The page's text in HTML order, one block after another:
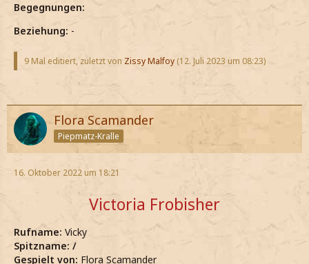
Begegnungen:
Beziehung: -
9 Mal editiert, zuletzt von Zissy Malfoy (12. Juli 2023 um 08:23)
Flora Scamander
Piepmatz-Kralle
16. Oktober 2022 um 18:21
Victoria Frobisher
Rufname: Vicky
Spitzname: /
Gespielt von: Flora Scamander